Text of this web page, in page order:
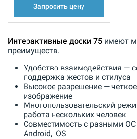
Запросить цену
Интерактивные доски 75 имеют
преимуществ.
Удобство взаимодействия —
поддержка жестов и стилуса
Высокое разрешение —
изображение
Многопользовательский
работа нескольких человек
Совместимость с разными ОС
Android, iOS